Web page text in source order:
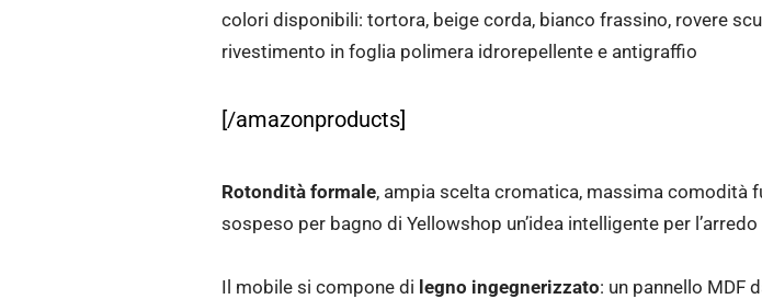
colori disponibili: tortora, beige corda, bianco frassino, rovere
rivestimento in foglia polimera idrorepellente e antigraffio
[/amazonproducts]
Rotondità formale, ampia scelta cromatica, massima comodità
sospeso per bagno di Yellowshop un’idea intelligente per
Il mobile si compone di legno ingegnerizzato: un pannello MDF